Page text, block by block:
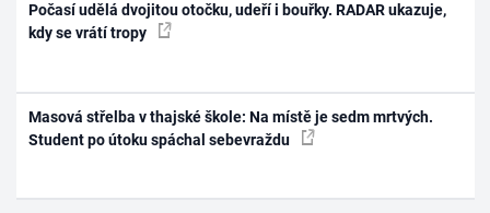
Počasí udělá dvojitou otočku, udeří i bouřky. RADAR ukazuje,
kdy se vrátí tropy
Masová střelba v thajské škole: Na místě je sedm mrtvých.
Student po útoku spáchal sebevraždu